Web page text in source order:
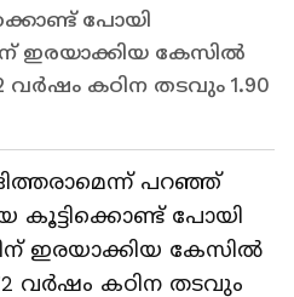
പോയി
ഇരയാക്കിയ കേസിൽ
വർഷം കഠിന തടവും 1.90
പറഞ്ഞ്
പോയി
ഇരയാക്കിയ കേസിൽ
വർഷം കഠിന തടവും